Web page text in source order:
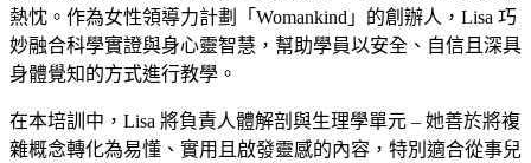
熱忱。作為女性領導力計劃「Womankind」的創辦人，Lisa 巧
妙融合科學實證與身心靈智慧，幫助學員以安全、自信且深具
身體覺知的方式進行教學。
在本培訓中，Lisa 將負責人體解剖與生理學單元 – 她善於將複
雜概念轉化為易懂、實用且啟發靈感的內容，特別適合從事兒